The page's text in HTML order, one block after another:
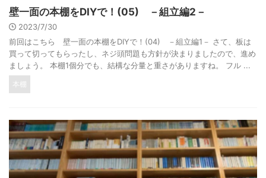
壁一面の本棚をDIYで！(05) －組立編2－
2023/7/30
前回はこちら 壁一面の本棚をDIYで！(04) －組立編1－ さて、板は
買って切ってもらったし、ネジ頭問題も方針が決まりましたので、進め
ましょう。 本棚1個分でも、結構な分量と重さがありますね。 フル ...
本棚